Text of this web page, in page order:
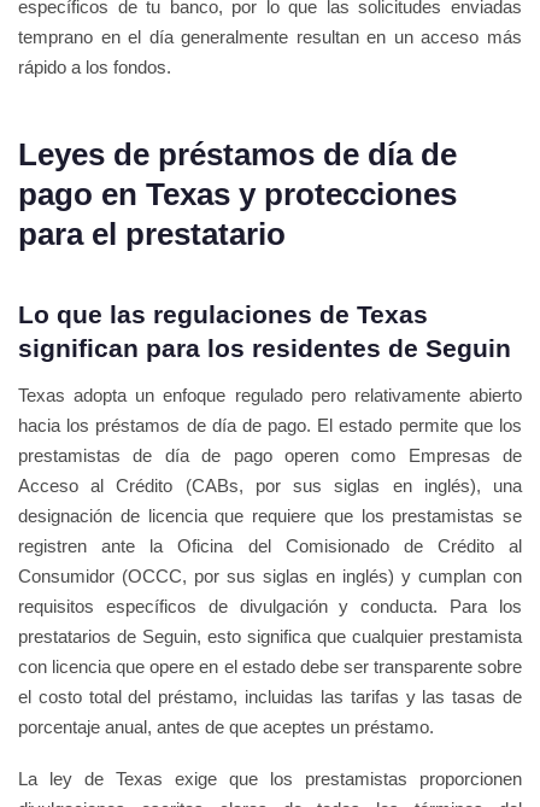
específicos de tu banco, por lo que las solicitudes enviadas
temprano en el día generalmente resultan en un acceso más
rápido a los fondos.
Leyes de préstamos de día de
pago en Texas y protecciones
para el prestatario
Lo que las regulaciones de Texas
significan para los residentes de Seguin
Texas adopta un enfoque regulado pero relativamente abierto
hacia los préstamos de día de pago. El estado permite que los
prestamistas de día de pago operen como Empresas de
Acceso al Crédito (CABs, por sus siglas en inglés), una
designación de licencia que requiere que los prestamistas se
registren ante la Oficina del Comisionado de Crédito al
Consumidor (OCCC, por sus siglas en inglés) y cumplan con
requisitos específicos de divulgación y conducta. Para los
prestatarios de Seguin, esto significa que cualquier prestamista
con licencia que opere en el estado debe ser transparente sobre
el costo total del préstamo, incluidas las tarifas y las tasas de
porcentaje anual, antes de que aceptes un préstamo.
La ley de Texas exige que los prestamistas proporcionen